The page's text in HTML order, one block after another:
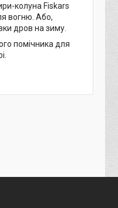
колуна Fiskars
вогню. Або,
дров на зиму.
помічника для